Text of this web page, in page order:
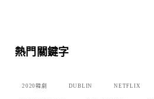
熱門關鍵字
2020韓劇 DUBLIN NETFLIX